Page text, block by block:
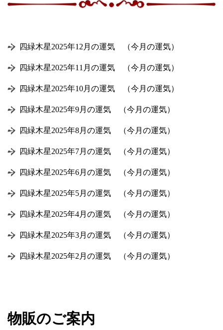
四緑木星2025年12月の運気 （今月の運気）
四緑木星2025年11月の運気 （今月の運気）
四緑木星2025年10月の運気 （今月の運気）
四緑木星2025年9月の運気 （今月の運気）
四緑木星2025年8月の運気 （今月の運気）
四緑木星2025年7月の運気 （今月の運気）
四緑木星2025年6月の運気 （今月の運気）
四緑木星2025年5月の運気 （今月の運気）
四緑木星2025年4月の運気 （今月の運気）
四緑木星2025年3月の運気 （今月の運気）
四緑木星2025年2月の運気 （今月の運気）
物販のご案内